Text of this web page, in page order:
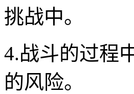
挑战中。
4.战斗的过程
的风险。